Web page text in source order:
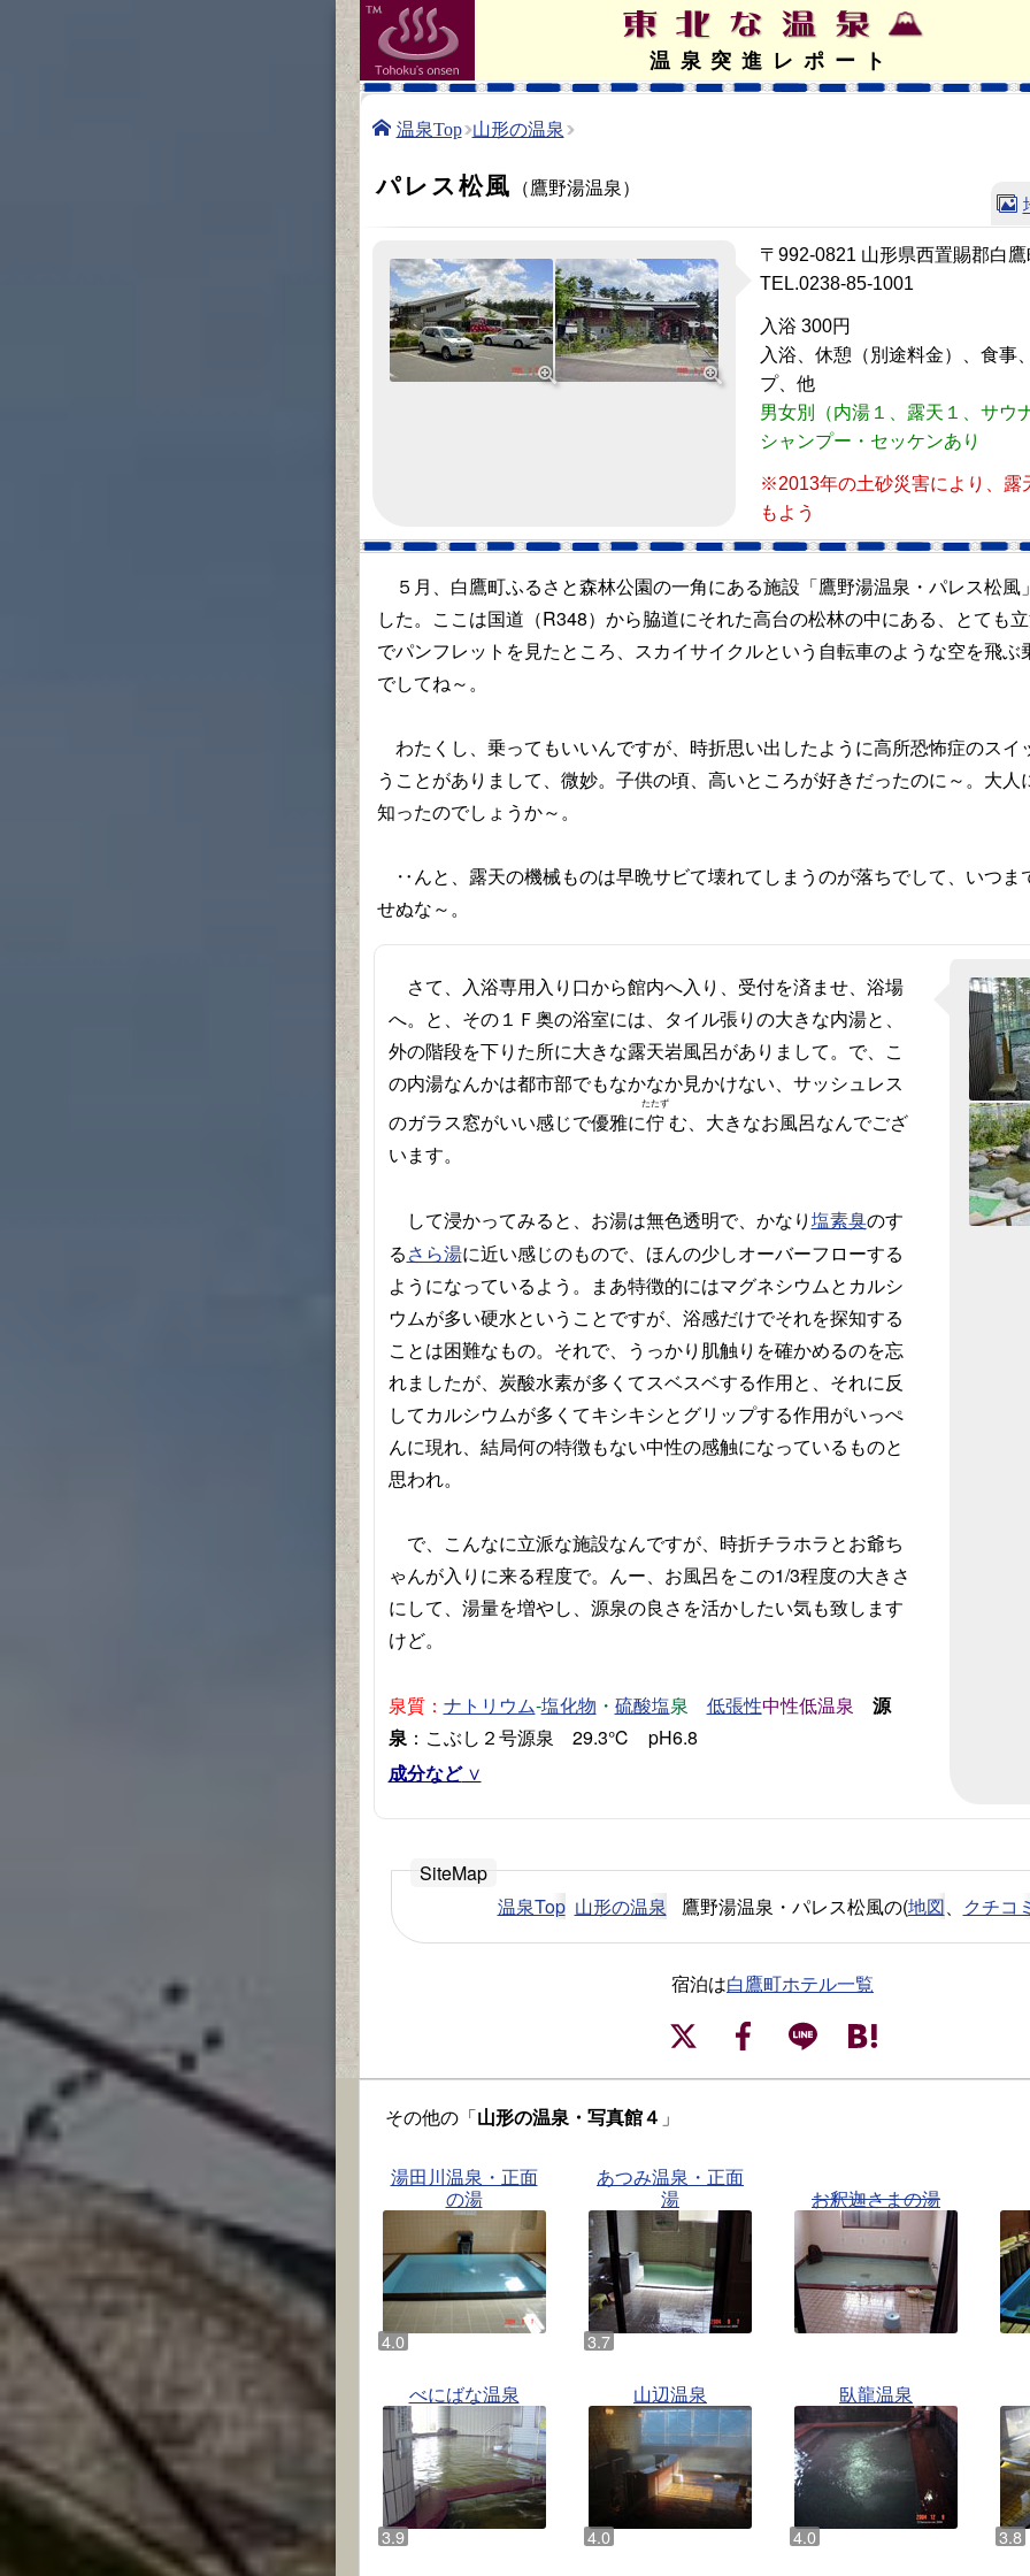
温泉突進レポート
温泉Top 山形の温泉
パレス松風 （鷹野湯温泉）
〒992-0821 山形県西置賜郡白
TEL.0238-85-1001
入浴 300円
入浴、休憩（別途料金）、食事
プ、他
男女別（内湯１、露天１、サウ
シャンプー・セッケンあり
※2013年の土砂災害により、露
もよう
５月、白鷹町ふるさと森林公園の一角にある施設「鷹野湯温泉・パレス松風
した。ここは国道（R348）から脇道にそれた高台の松林の中にある、とても
でパンフレットを見たところ、スカイサイクルという自転車のような空を飛ぶ
でしてね～。
わたくし、乗ってもいいんですが、時折思い出したように高所恐怖症のスイ
うことがありまして、微妙。子供の頃、高いところが好きだったのに～。大人
知ったのでしょうか～。
‥んと、露天の機械ものは早晩サビて壊れてしまうのが落ちでして、いつま
せぬな～。
さて、入浴専用入り口から館内へ入り、受付を済ませ、浴場
へ。と、その１Ｆ奥の浴室には、タイル張りの大きな内湯と、
外の階段を下りた所に大きな露天岩風呂がありまして。で、こ
の内湯なんかは都市部でもなかなか見かけない、サッシュレス
のガラス窓がいい感じで優雅に佇
たたず
む、大きなお風呂なんでござ
います。
して浸かってみると、お湯は無色透明で、かなり 塩素臭のす
る さら湯に近い感じのもので、ほんの少しオーバーフローする
ようになっているよう。まあ特徴的にはマグネシウムとカルシ
ウムが多い硬水ということですが、浴感だけでそれを探知する
ことは困難なもの。それで、うっかり肌触りを確かめるのを忘
れましたが、炭酸水素が多くてスベスベする作用と、それに反
してカルシウムが多くてキシキシとグリップする作用がいっぺ
んに現れ、結局何の特徴もない中性の感触になっているものと
思われ。
で、こんなに立派な施設なんですが、時折チラホラとお爺ち
ゃんが入りに来る程度で。んー、お風呂をこの1/3程度の大きさ
にして、湯量を増やし、源泉の良さを活かしたい気も致します
けど。
泉質： ナトリウム-塩化物 ・ 硫酸塩泉 低張性中性低温泉
源
泉：こぶし２号源泉 29.3℃ pH6.8
成分など
温泉Top 山形の温泉 鷹野湯温泉・パレス松風の(地図、 クチコ
宿泊は白鷹町ホテル一覧
その他の「山形の温泉・写真館４ 」
湯田川温泉・正面
の湯
あつみ温泉・正面
湯
お釈迦さまの湯
べにばな温泉 山辺温泉 臥龍温泉